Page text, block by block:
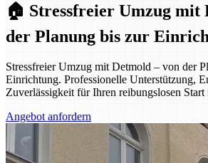
🏠 Stressfreier Umzug mit
der Planung bis zur
Stressfreier Umzug mit Detmold – von der
Einrichtung. Professionelle Unterstützung,
Zuverlässigkeit für Ihren reibungslosen
Angebot anfordern